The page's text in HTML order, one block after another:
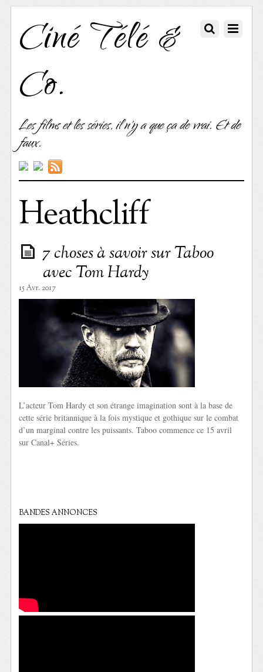
Ciné Télé &
Co.
Les films et les séries, il n'y a que ça de vrai. Et de
faux.
Heathcliff
7 choses à savoir sur Taboo
avec Tom Hardy
15 Avr. 2017
L’acteur Tom Hardy et son étrange imagination sont à la base de
cette série britannique à la fois mystique et gothique sur le combat
d’un marginal contre les puissants. Taboo commence ce 15 avril
sur Canal+ Séries.
BANDES ANNONCES